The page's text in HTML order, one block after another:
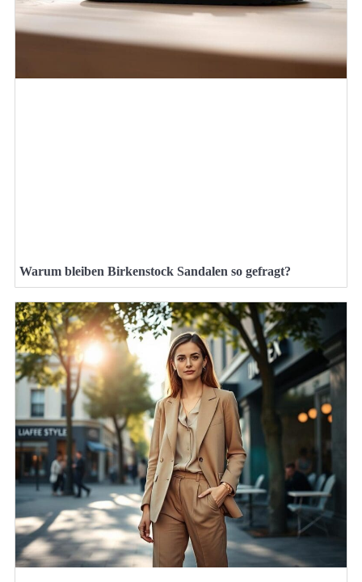
Warum bleiben Birkenstock Sandalen so gefragt?